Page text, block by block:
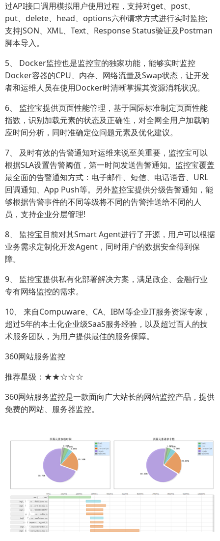
过API接口调用模拟用户使用过程，支持对get、post、
put、delete、head、options六种请求方式进行实时监控;
支持JSON、XML、Text、Response Status验证及Postman
脚本导入。
5、 Docker监控也是监控宝的独家功能，能够实时监控
Docker容器的CPU、内存、网络流量及Swap状态，让开发
者和运维人员在使用Docker时清晰掌握其资源消耗状况。
6、 监控宝提供页面性能管理，基于国际标准制定页面性能
指数，识别加载元素的状态及正确性，对全网全用户加载响
应时间分析，同时准确定位问题元素及优化建议。
7、 及时有效的告警通知对运维来说至关重要，监控宝可以
根据SLA设置告警阈值，第一时间发送告警通知。监控宝覆盖
最全面的告警通知方式：电子邮件、短信、电话语音、URL
回调通知、App Push等。另外监控宝提供分级告警通知，能
够根据告警事件的不同等级将不同的告警推送给不同的人
员，支持企业分层管理!
8、 监控宝目前对其Smart Agent进行了开源，用户可以根据
业务需求定制化开发Agent，同时用户的数据安全得到保
障。
9、 监控宝提供私有化部署解决方案，满足政企、金融行业
专有网络监控的需求。
10、 来自Compuware、CA、IBM等企业IT服务资深专家，
超过5年的本土化企业级SaaS服务经验，以及超过百人的技
术服务团队，为用户提供最佳的服务保障。
360网站服务监控
推荐星级：★★☆☆☆
360网站服务监控是一款面向广大站长的网站监控产品，提供
免费的网站、服务器监控。